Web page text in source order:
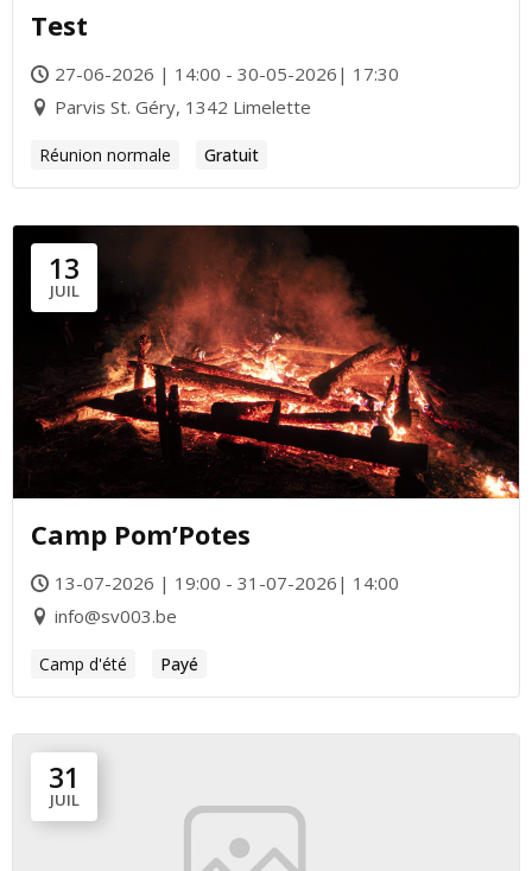
Test
27-06-2026 | 14:00 - 30-05-2026| 17:30
Parvis St. Géry, 1342 Limelette
Réunion normale Gratuit
13
JUIL
Camp Pom’Potes
13-07-2026 | 19:00 - 31-07-2026| 14:00
info@sv003.be
Camp d'été Payé
31
JUIL